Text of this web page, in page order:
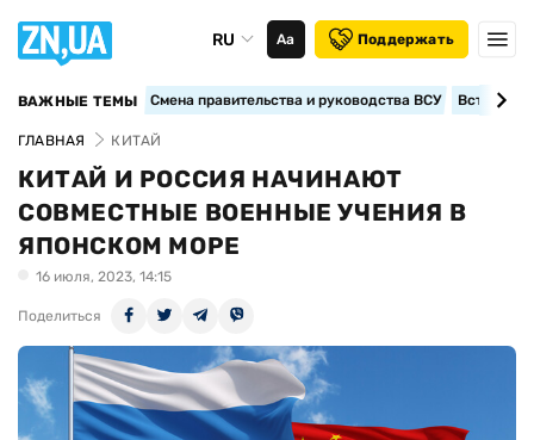
RU Аа Поддержать
ВАЖНЫЕ ТЕМЫ Смена правительства и руководства ВСУ
ГЛАВНАЯ КИТАЙ
КИТАЙ И РОССИЯ НАЧИНАЮТ
СОВМЕСТНЫЕ ВОЕННЫЕ УЧЕНИЯ В
ЯПОНСКОМ МОРЕ
16 июля, 2023, 14:15
Поделиться